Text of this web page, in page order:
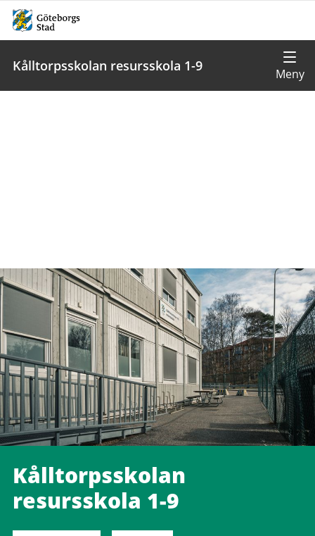
Kålltorpsskolan resursskola 1-9
Kålltorpsskolan
resursskola 1-9